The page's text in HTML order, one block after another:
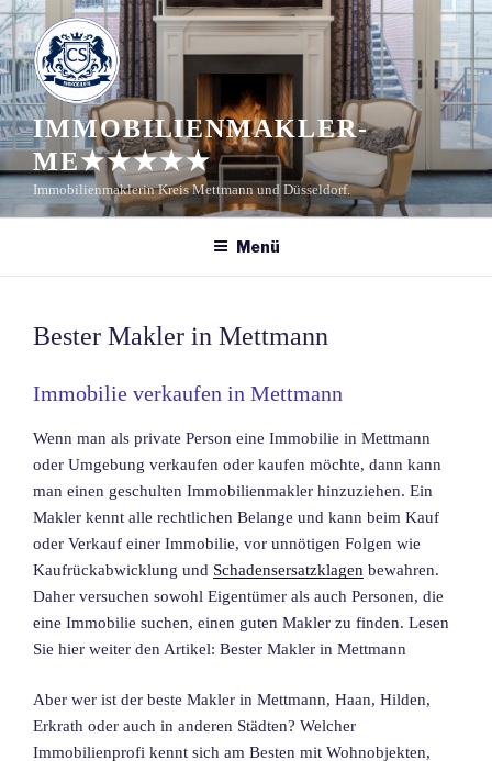
Zum
Inhalt
springen
IMMOBILIENMAKLER-
ME★★★★★
Immobilienmaklerin Kreis Mettmann und Düsseldorf.
Menü
Bester Makler in Mettmann
Immobilie verkaufen in Mettmann
Wenn man als private Person eine Immobilie in Mettmann
oder Umgebung verkaufen oder kaufen möchte, dann kann
man einen geschulten Immobilienmakler hinzuziehen. Ein
Makler kennt alle rechtlichen Belange und kann beim Kauf
oder Verkauf einer Immobilie, vor unnötigen Folgen wie
Kaufrückabwicklung und Schadensersatzklagen bewahren.
Daher versuchen sowohl Eigentümer als auch Personen, die
eine Immobilie suchen, einen guten Makler zu finden. Lesen
Sie hier weiter den Artikel: Bester Makler in Mettmann
Aber wer ist der beste Makler in Mettmann, Haan, Hilden,
Erkrath oder auch in anderen Städten? Welcher
Immobilienprofi kennt sich am Besten mit Wohnobjekten,